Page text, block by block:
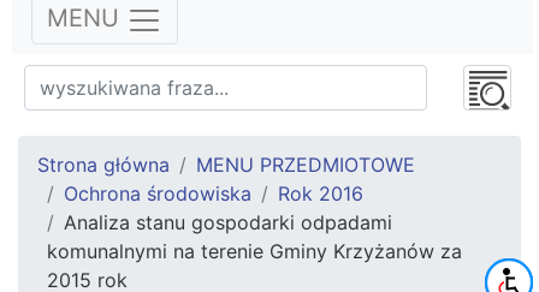
MENU
Strona główna
MENU PRZEDMIOTOWE
Ochrona środowiska
Rok 2016
Analiza stanu gospodarki odpadami
komunalnymi na terenie Gminy Krzyżanów za
2015 rok